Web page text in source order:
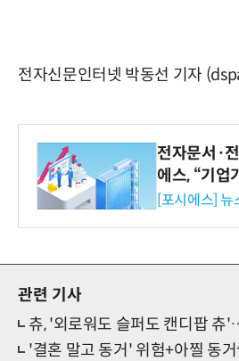
전자신문인터넷 박동선 기자
전자문서·
에스, “기업
환원 강화”
[포시에스]
관련 기사
츄, '외로워도 슬퍼도 캔디팝 츄'…독립
'결혼 말고 동거' 위험+아찔 동거썰…한혜